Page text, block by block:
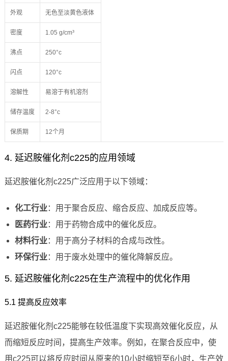
外观 无色至淡黄色液体
密度 1.05 g/cm³
沸点 250°c
闪点 120°c
溶解性 易溶于有机溶剂
储存温度 2-8°c
保质期 12个月
4. 延迟胺催化剂c225的应用领域
延迟胺催化剂c225广泛应用于以下领域：
化工行业：用于聚合反应、缩合反应、加成反应等。
医药行业：用于药物合成中的催化反应。
材料行业：用于高分子材料的合成与改性。
环保行业：用于废水处理中的催化降解反应。
5. 延迟胺催化剂c225在生产流程中的优化作用
5.1 提高反应效率
延迟胺催化剂c225能够在较低温度下实现高效催化反应，从
而缩短反应时间，提高生产效率。例如，在聚合反应中，使
用c225可以将反应时间从原来的10小时缩短至6小时，生产效